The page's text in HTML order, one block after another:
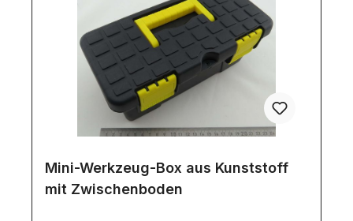
Mini-Werkzeug-Box aus Kunststoff
mit Zwischenboden